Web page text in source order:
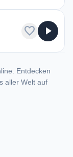
favorite play_arrow
Entdecken
aller Welt auf